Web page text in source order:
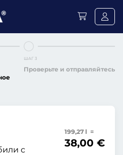
ШАГ 3
Проверьте и отправляйтесь
с
199,27 l =
38,00 €